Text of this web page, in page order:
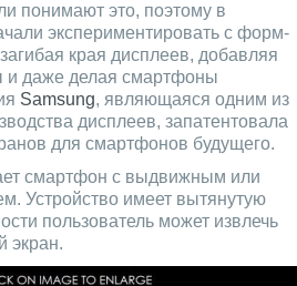
понимают это, поэтому в
экспериментировать с форм-
края дисплеев, добавляя
и даже делая смартфоны
Samsung, являющаяся одним из
дисплеев, запатентовала
для смартфонов будущего.
смартфон с выдвижным или
Устройство имеет вытянутую
пользователь может извлечь
экран.